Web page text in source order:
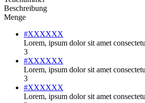
Beschreibung
Menge
#XXXXXX
Lorem, ipsum dolor sit amet
3
#XXXXXX
Lorem, ipsum dolor sit amet
3
#XXXXXX
Lorem, ipsum dolor sit amet